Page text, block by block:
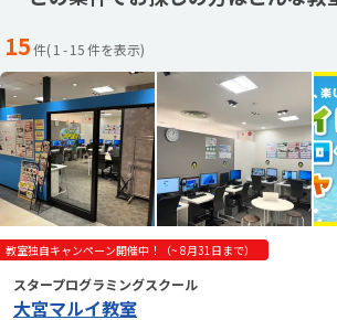
15件(1 -15件を表示)
教室独自キャンペーン開催中！（~ 8月31日まで）
スタープログラミングスクール
大宮マルイ教室